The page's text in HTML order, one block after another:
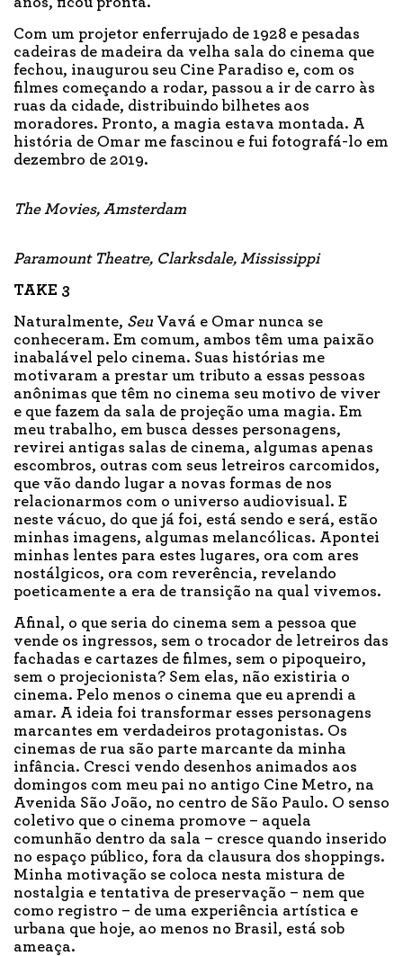
Com um projetor enferrujado de 1928 e pesadas
cadeiras de madeira da velha sala do cinema que
fechou, inaugurou seu Cine Paradiso e, com os
filmes começando a rodar, passou a ir de carro às
ruas da cidade, distribuindo bilhetes aos
moradores. Pronto, a magia estava montada. A
história de Omar me fascinou e fui fotografá-lo em
dezembro de 2019.
The Movies, Amsterdam
Paramount Theatre, Clarksdale, Mississippi
TAKE 3
Naturalmente, SeuVavá e Omar nunca se
conheceram. Em comum, ambos têm uma paixão
inabalável pelo cinema. Suas histórias me
motivaram a prestar um tributo a essas pessoas
anônimas que têm no cinema seu motivo de viver
e que fazem da sala de projeção uma magia. Em
meu trabalho, em busca desses personagens,
revirei antigas salas de cinema, algumas apenas
escombros, outras com seus letreiros carcomidos,
que vão dando lugar a novas formas de nos
relacionarmos com o universo audiovisual. E
neste vácuo, do que já foi, está sendo e será, estão
minhas imagens, algumas melancólicas. Apontei
minhas lentes para estes lugares, ora com ares
nostálgicos, ora com reverência, revelando
poeticamente a era de transição na qual vivemos.
Afinal, o que seria do cinema sem a pessoa que
vende os ingressos, sem o trocador de letreiros das
fachadas e cartazes de filmes, sem o pipoqueiro,
sem o projecionista? Sem elas, não existiria o
cinema. Pelo menos o cinema que eu aprendi a
amar. A ideia foi transformar esses personagens
marcantes em verdadeiros protagonistas. Os
cinemas de rua são parte marcante da minha
infância. Cresci vendo desenhos animados aos
domingos com meu pai no antigo Cine Metro, na
Avenida São João, no centro de São Paulo. O senso
coletivo que o cinema promove – aquela
comunhão dentro da sala – cresce quando inserido
no espaço público, fora da clausura dos shoppings.
Minha motivação se coloca nesta mistura de
nostalgia e tentativa de preservação – nem que
como registro – de uma experiência artística e
urbana que hoje, ao menos no Brasil, está sob
ameaça.